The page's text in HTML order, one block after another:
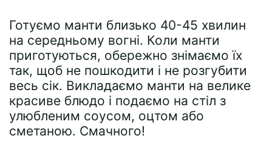
Готуємо манти близько 40-45 хвилин
на середньому вогні. Коли манти
приготуються, обережно знімаємо їх
так, щоб не пошкодити і не розгубити
весь сік. Викладаємо манти на велике
красиве блюдо і подаємо на стіл з
улюбленим соусом, оцтом або
сметаною. Смачного!